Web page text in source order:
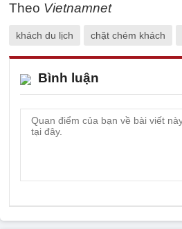
Theo Vietnamnet
khách du lịch chặt chém khách
Bình luận